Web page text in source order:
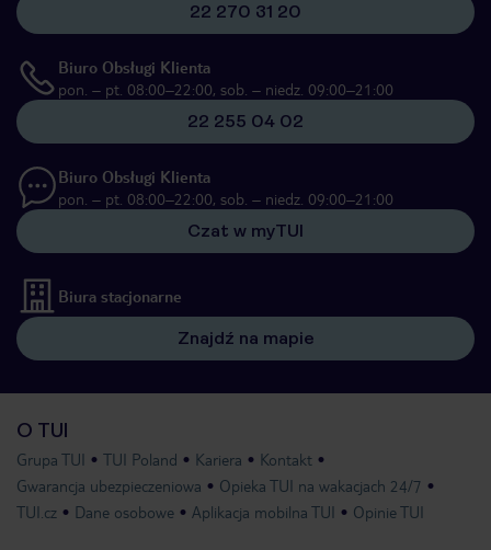
22 270 31 20
Biuro Obsługi Klienta
pon. – pt. 08:00–22:00, sob. – niedz. 09:00–21:00
22 255 04 02
Biuro Obsługi Klienta
pon. – pt. 08:00–22:00, sob. – niedz. 09:00–21:00
Czat w myTUI
Biura stacjonarne
Znajdź na mapie
O TUI
Grupa TUI TUI Poland Kariera
Kontakt
Gwarancja ubezpieczeniowa
Opieka TUI na wakacjach 24/7
TUI.cz
Dane osobowe Aplikacja mobilna TUI Opinie TUI